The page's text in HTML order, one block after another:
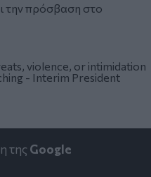
την πρόσβαση στο
violence, or intimidation
- Interim President
της Google